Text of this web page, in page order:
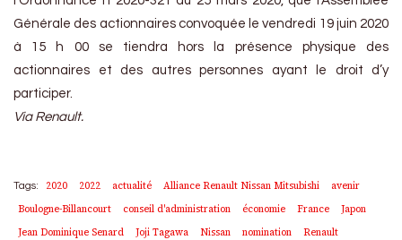
Générale des actionnaires convoquée le vendredi 19 juin 2020
à 15 h 00 se tiendra hors la présence physique des
actionnaires et des autres personnes ayant le droit d’y
participer.
Via Renault.
Tags: 2020 2022 actualité Alliance Renault Nissan Mitsubishi
avenir
Boulogne-Billancourt
conseil d'administration économie France
Japon
Jean Dominique Senard
Joji Tagawa Nissan nomination
Renault